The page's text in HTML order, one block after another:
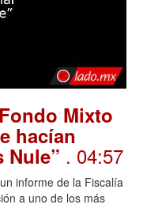
Mixto
hacían
Nule” . 04:57
informe de la Fiscalía
a uno de los más